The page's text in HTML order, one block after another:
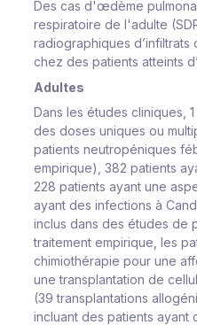
Des cas d'œdème
respiratoire de l'adulte
radiographiques
chez des patients atteints
Adultes
Dans les études cliniques,
des doses uniques ou
patients neutropéniques
empirique), 382 patients
228 patients ayant une
ayant des infections à
inclus dans des études de
traitement empirique, les
chimiothérapie pour une
une transplantation de
(39 transplantations
incluant des patients ayant